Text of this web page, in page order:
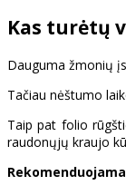
Kas turėtų
Dauguma žmonių
Tačiau nėštumo
Taip pat folio
raudonųjų kraujo